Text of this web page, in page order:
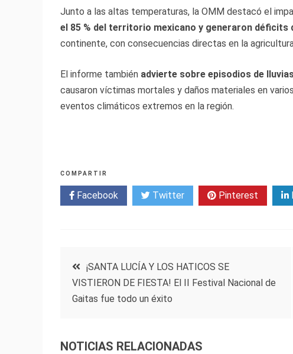
Junto a las altas temperaturas, la OMM destacó el
el 85 % del territorio mexicano y generaron déficits
continente, con consecuencias directas en la
El informe también advierte sobre episodios de
causaron víctimas mortales y daños materiales en
eventos climáticos extremos en la región.
COMPARTIR
Facebook Twitter Pinterest
Navegación
de
¡SANTA LUCÍA Y LOS HATICOS SE
VISTIERON DE FIESTA! El II Festival Nacional de
Gaitas fue todo un éxito
NOTICIAS RELACIONADAS